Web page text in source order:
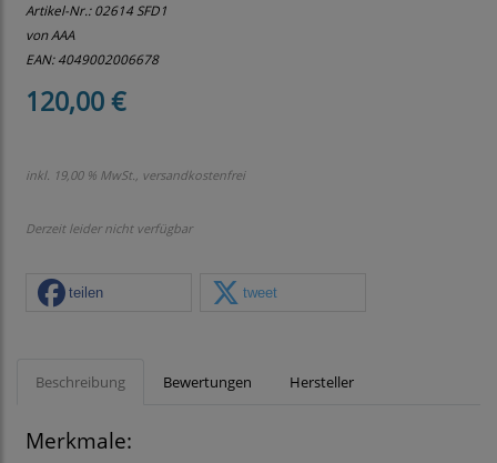
Artikel-Nr.:02614 SFD1
von AAA
EAN: 4049002006678
120,00 €
inkl. 19,00 % MwSt., versandkostenfrei
Derzeit leider nicht verfügbar
teilen tweet
Beschreibung Bewertungen Hersteller
Merkmale: